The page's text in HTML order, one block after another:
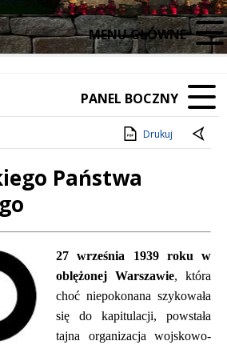
MENU GŁÓWNE
PANEL BOCZNY
Drukuj
Państwa
27 września 1939 roku w
oblężonej Warszawie, która
choć niepokonana szykowała
się do kapitulacji, powstała
tajna organizacja wojskowo-